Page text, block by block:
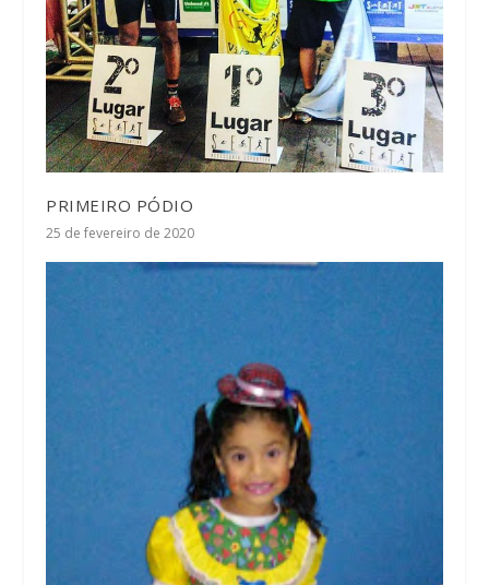
PRIMEIRO PÓDIO
25 de fevereiro de 2020